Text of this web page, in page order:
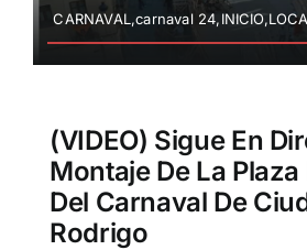
CARNAVAL,carnaval
(VIDEO) Sigue En
Montaje De La Plaza
Del Carnaval De
Rodrigo